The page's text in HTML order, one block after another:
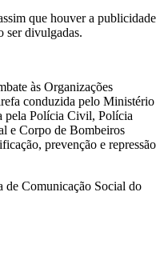
que houver a publicidade
ser divulgadas.
às Organizações
conduzida pelo Ministério
pela Polícia Civil, Polícia
e Corpo de Bombeiros
prevenção e repressão
de Comunicação Social do